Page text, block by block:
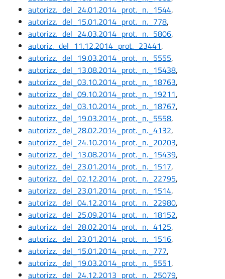
autorizz._del_24.01.2014_prot._n._1544,
autorizz._del_15.01.2014_prot._n._778,
autorizz._del_24.03.2014_prot._n._5806,
autoriz._del_11.12.2014_prot._23441,
autorizz._del_19.03.2014_prot._n._5555,
autorizz._del_13.08.2014_prot._n._15438,
autorizz._del_03.10.2014_prot._n._18763,
autorizz._del_09.10.2014_prot._n._19211,
autorizz._del_03.10.2014_prot._n._18767,
autorizz._del_19.03.2014_prot._n._5558,
autorizz._del_28.02.2014_prot._n._4132,
autorizz._del_24.10.2014_prot._n._20203,
autorizz._del_13.08.2014_prot._n._15439,
autorizz._del_23.01.2014_prot._n._1517,
autorizz._del_02.12.2014_prot._n._22795,
autorizz._del_23.01.2014_prot._n._1514,
autorizz._del_04.12.2014_prot._n._22980,
autorizz._del_25.09.2014_prot._n._18152,
autorizz._del_28.02.2014_prot._n._4125,
autorizz._del_23.01.2014_prot._n._1516,
autorizz._del_15.01.2014_prot._n._777,
autorizz._del_19.03.2014_prot._n._5551,
autorizz._del_24.12.2013_prot._n._25079,